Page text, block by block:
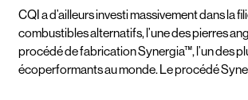
CQI a d’ailleurs investi massivement dans la
combustibles alternatifs, l’une des pierres
procédé de fabrication Synergia™, l’un des
écoperformants au monde. Le procédé